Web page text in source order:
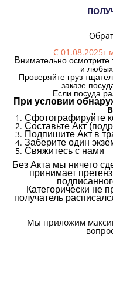
С 01.08.2025г
Внимательно осмотрите
и любых
Проверяйте груз
заказе
Если посуда
При условии
Сфотографируйте
Составьте Акт
Подпишите Акт в
Заберите один
Свяжитесь с нами
Без Акта мы ничего
принимает
Категорически не
получатель
Мы приложим